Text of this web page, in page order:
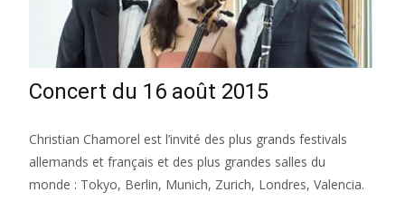
Concert du 16 août 2015
Christian Chamorel est l’invité des plus grands festivals
allemands et français et des plus grandes salles du
monde : Tokyo, Berlin, Munich, Zurich, Londres, Valencia.